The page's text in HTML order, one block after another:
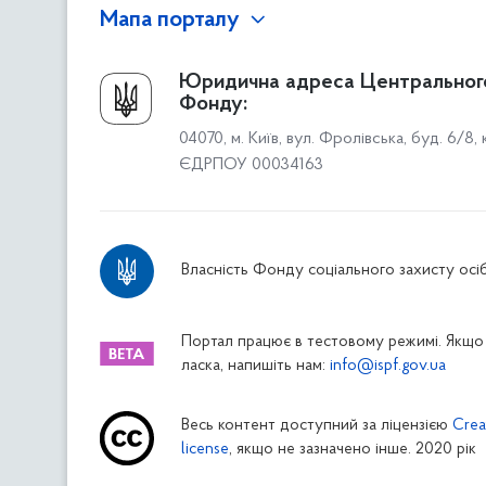
Мапа порталу
Про Фонд
Керівництво
Структура Фонду
Територіальні відділення
Дніпропетровське відділення
Житомирське відділення
Закарпатське відділення
Запорізьке відділення
Івано-Франківське відділення
Юридична адреса
Фонду:
04070, м. Київ, вул. Фролівська, буд. 6/8,
ЄДРПОУ 00034163
Власність Фонду соціального захисту осіб
Портал працює в тестовому режимі. Якщо
ласка, напишіть нам: info@ispf.gov.ua
Весь контент доступний за ліцензією
license, якщо не зазначено інше. 2020 рік